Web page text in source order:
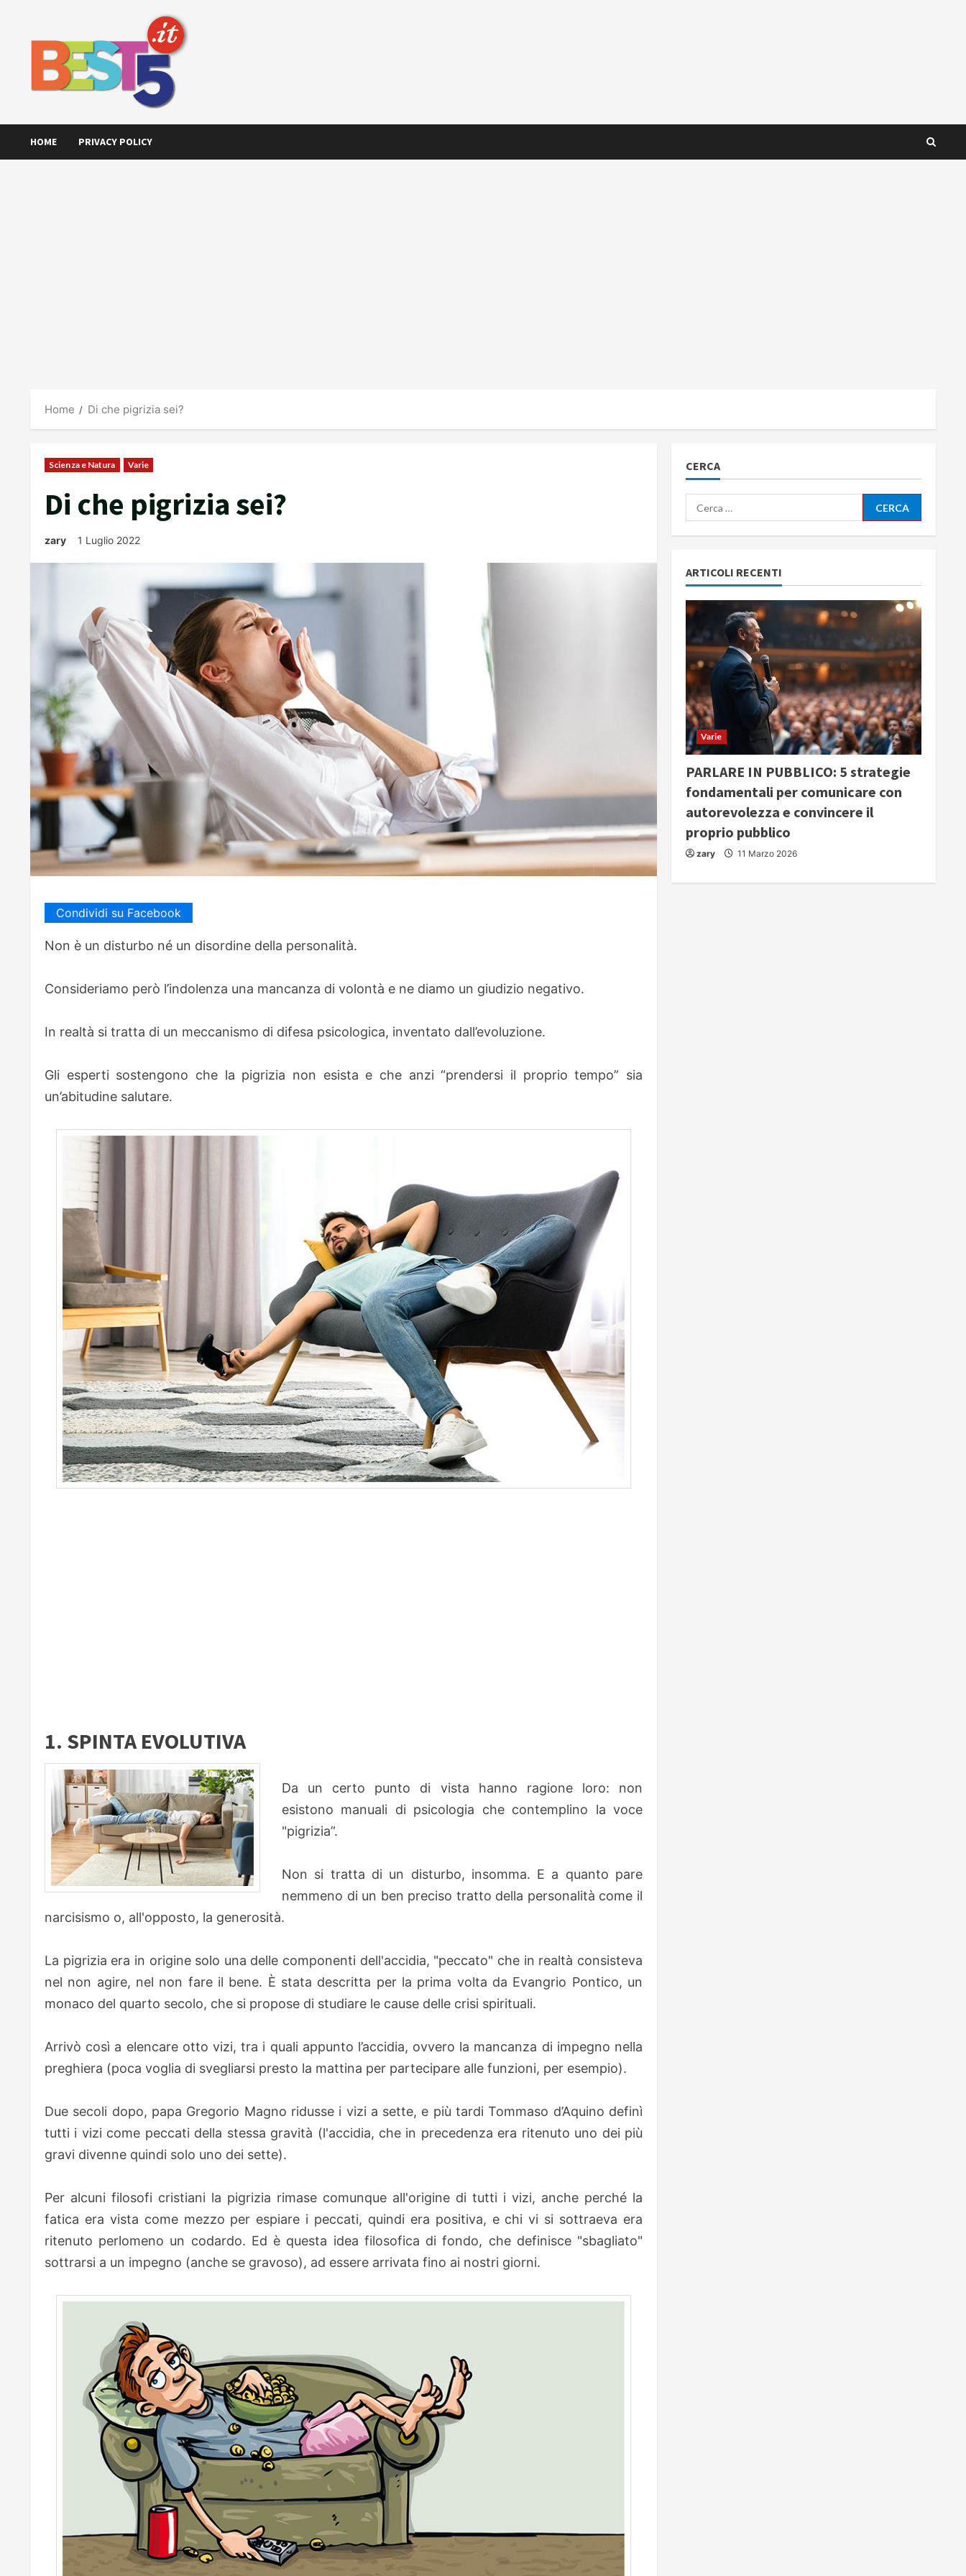
HOME PRIVACY POLICY
Home Di che pigrizia sei?
Scienza e Natura Varie
Di che pigrizia sei?
zary 1 Luglio 2022
Condividi su Facebook
Non è un disturbo né un disordine della personalità.
Consideriamo però l’indolenza una mancanza di volontà e ne diamo un giudizio negativo.
In realtà si tratta di un meccanismo di difesa psicologica, inventato dall’evoluzione.
Gli esperti sostengono che la pigrizia non esista e che anzi “prendersi il proprio tempo” sia
un’abitudine salutare.
1. SPINTA EVOLUTIVA
Da un certo punto di vista hanno ragione loro: non
esistono manuali di psicologia che contemplino la voce
"pigrizia”.
Non si tratta di un disturbo, insomma. E a quanto pare
nemmeno di un ben preciso tratto della personalità come il
narcisismo o, all'opposto, la generosità.
La pigrizia era in origine solo una delle componenti dell'accidia, "peccato" che in realtà consisteva
nel non agire, nel non fare il bene. È stata descritta per la prima volta da Evangrio Pontico, un
monaco del quarto secolo, che si propose di studiare le cause delle crisi spirituali.
Arrivò così a elencare otto vizi, tra i quali appunto l’accidia, ovvero la mancanza di impegno nella
preghiera (poca voglia di svegliarsi presto la mattina per partecipare alle funzioni, per esempio).
Due secoli dopo, papa Gregorio Magno ridusse i vizi a sette, e più tardi Tommaso d’Aquino definì
tutti i vizi come peccati della stessa gravità (l'accidia, che in precedenza era ritenuto uno dei più
gravi divenne quindi solo uno dei sette).
Per alcuni filosofi cristiani la pigrizia rimase comunque all'origine di tutti i vizi, anche perché la
fatica era vista come mezzo per espiare i peccati, quindi era positiva, e chi vi si sottraeva era
ritenuto perlomeno un codardo. Ed è questa idea filosofica di fondo, che definisce "sbagliato"
sottrarsi a un impegno (anche se gravoso), ad essere arrivata fino ai nostri giorni.
CERCA
Ricerca
per:
ARTICOLI RECENTI
Varie
PARLARE IN PUBBLICO: 5 strategie
fondamentali per comunicare con
autorevolezza e convincere il
proprio pubblico
zary 11 Marzo 2026